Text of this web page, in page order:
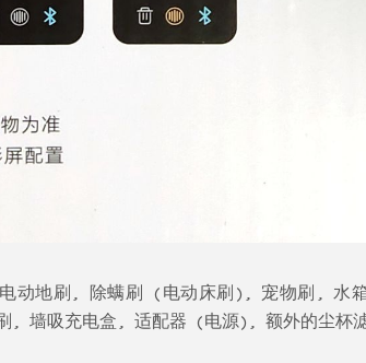
动地刷, 除螨刷 (电动床刷), 宠物刷, 水
墙吸充电盒, 适配器 (电源), 额外的尘杯